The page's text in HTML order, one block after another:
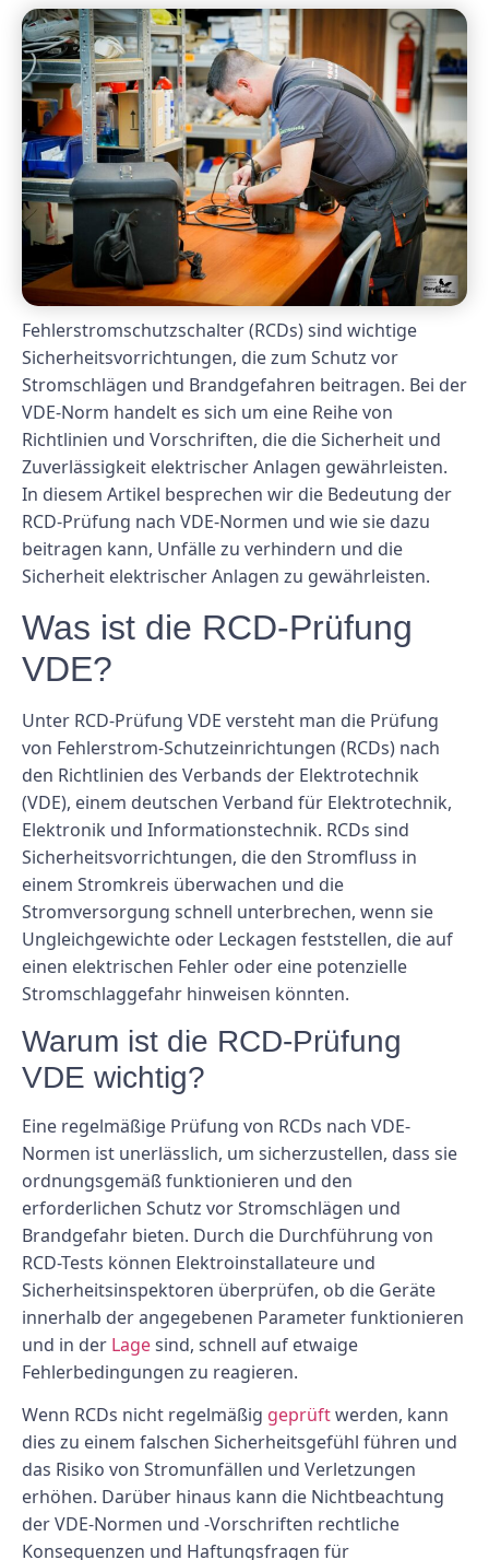
Fehlerstromschutzschalter (RCDs) sind wichtige
Sicherheitsvorrichtungen, die zum Schutz vor
Stromschlägen und Brandgefahren beitragen. Bei der
VDE-Norm handelt es sich um eine Reihe von
Richtlinien und Vorschriften, die die Sicherheit und
Zuverlässigkeit elektrischer Anlagen gewährleisten.
In diesem Artikel besprechen wir die Bedeutung der
RCD-Prüfung nach VDE-Normen und wie sie dazu
beitragen kann, Unfälle zu verhindern und die
Sicherheit elektrischer Anlagen zu gewährleisten.
Was ist die RCD-Prüfung
VDE?
Unter RCD-Prüfung VDE versteht man die Prüfung
von Fehlerstrom-Schutzeinrichtungen (RCDs) nach
den Richtlinien des Verbands der Elektrotechnik
(VDE), einem deutschen Verband für Elektrotechnik,
Elektronik und Informationstechnik. RCDs sind
Sicherheitsvorrichtungen, die den Stromfluss in
einem Stromkreis überwachen und die
Stromversorgung schnell unterbrechen, wenn sie
Ungleichgewichte oder Leckagen feststellen, die auf
einen elektrischen Fehler oder eine potenzielle
Stromschlaggefahr hinweisen könnten.
Warum ist die RCD-Prüfung
VDE wichtig?
Eine regelmäßige Prüfung von RCDs nach VDE-
Normen ist unerlässlich, um sicherzustellen, dass sie
ordnungsgemäß funktionieren und den
erforderlichen Schutz vor Stromschlägen und
Brandgefahr bieten. Durch die Durchführung von
RCD-Tests können Elektroinstallateure und
Sicherheitsinspektoren überprüfen, ob die Geräte
innerhalb der angegebenen Parameter funktionieren
und in der Lagesind, schnell auf etwaige
Fehlerbedingungen zu reagieren.
Wenn RCDs nicht regelmäßig geprüftwerden, kann
dies zu einem falschen Sicherheitsgefühl führen und
das Risiko von Stromunfällen und Verletzungen
erhöhen. Darüber hinaus kann die Nichtbeachtung
der VDE-Normen und -Vorschriften rechtliche
Konsequenzen und Haftungsfragen für